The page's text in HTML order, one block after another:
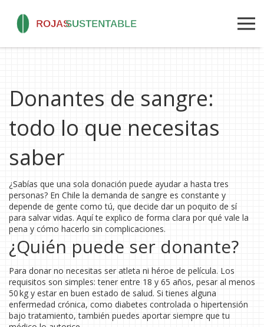
Donantes de sangre:
todo lo que necesitas
saber
¿Sabías que una sola donación puede ayudar a hasta tres
personas? En Chile la demanda de sangre es constante y
depende de gente como tú, que decide dar un poquito de sí
para salvar vidas. Aquí te explico de forma clara por qué vale la
pena y cómo hacerlo sin complicaciones.
¿Quién puede ser donante?
Para donar no necesitas ser atleta ni héroe de película. Los
requisitos son simples: tener entre 18 y 65 años, pesar al menos
50 kg y estar en buen estado de salud. Si tienes alguna
enfermedad crónica, como diabetes controlada o hipertensión
bajo tratamiento, también puedes aportar siempre que tu